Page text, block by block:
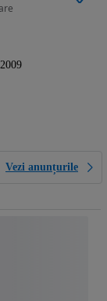
2009
Vezi anunțurile